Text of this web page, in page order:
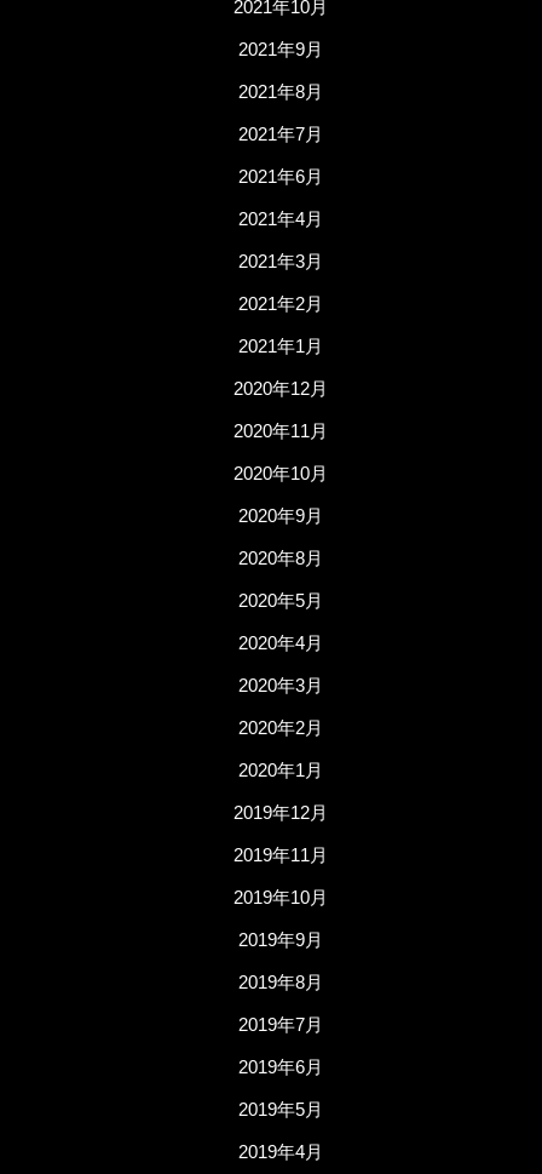
2021年10月
2021年9月
2021年8月
2021年7月
2021年6月
2021年4月
2021年3月
2021年2月
2021年1月
2020年12月
2020年11月
2020年10月
2020年9月
2020年8月
2020年5月
2020年4月
2020年3月
2020年2月
2020年1月
2019年12月
2019年11月
2019年10月
2019年9月
2019年8月
2019年7月
2019年6月
2019年5月
2019年4月